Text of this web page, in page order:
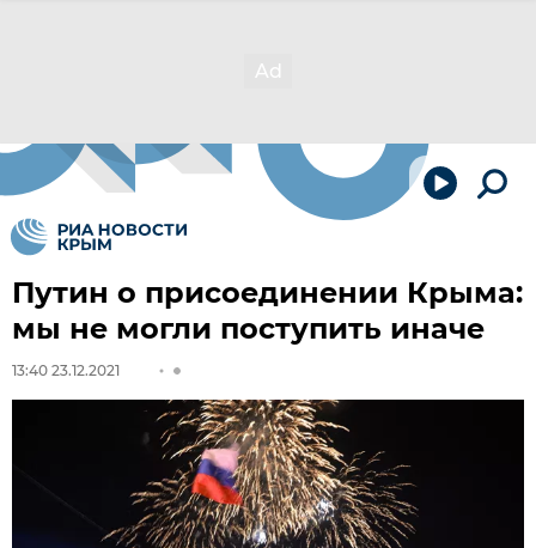
Путин о присоединении Крыма:
мы не могли поступить иначе
13:40 23.12.2021